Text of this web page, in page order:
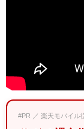
#PR ／ 楽天モバイル